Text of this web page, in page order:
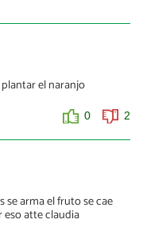
limonero te puedo
de limonero al reves y
0 0
el naranjo
0 2
arma el fruto se cae
eso atte claudia